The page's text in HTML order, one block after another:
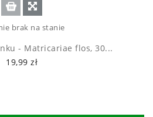
brak na stanie
- Matricariae flos, 30...
19,99 zł